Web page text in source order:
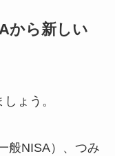
から新しい
ょう。
般NISA）、つみ